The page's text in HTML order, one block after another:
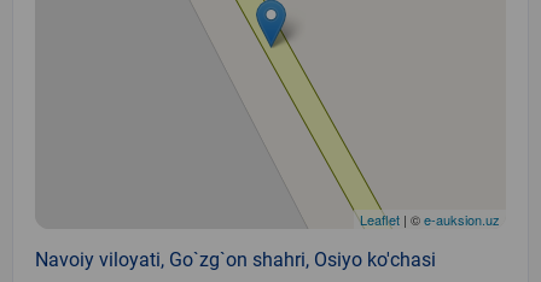
Leaflet | ©e-auksion.uz
Navoiy viloyati, Go`zg`on shahri, Osiyo ko'chasi